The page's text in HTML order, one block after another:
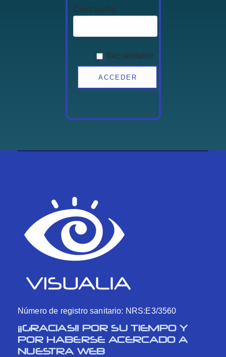
Contraseña
Recuérdame
Número de registro sanitario: NRS:E3/3560
¡¡GRACIAS!! POR SU TIEMPO Y
POR HABERSE ACERCADO A
NUESTRA WEB